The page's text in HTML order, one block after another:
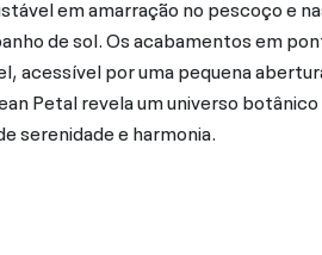
em amarração no pescoço e
de sol. Os acabamentos em
acessível por uma pequena
Petal revela um universo
serenidade e harmonia.